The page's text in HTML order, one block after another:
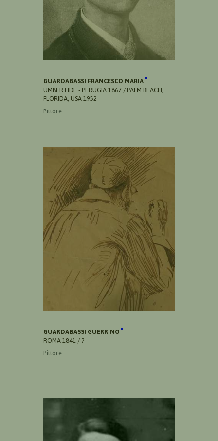
GUARDABASSI FRANCESCO MARIA
UMBERTIDE - PERUGIA 1867 / PALM BEACH,
FLORIDA, USA 1952
Pittore
GUARDABASSI GUERRINO
ROMA 1841 / ?
Pittore